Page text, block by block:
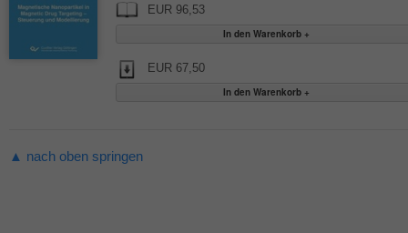
EUR 96,53
EUR 67,50
▲ nach oben springen